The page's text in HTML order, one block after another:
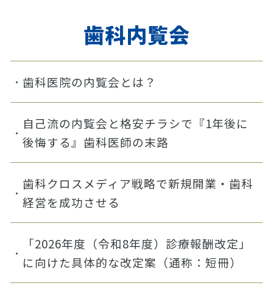
歯科内覧会
歯科医院の内覧会とは？
自己流の内覧会と格安チラシで『1年後に
後悔する』歯科医師の末路
歯科クロスメディア戦略で新規開業・歯科
経営を成功させる
「2026年度（令和8年度）診療報酬改定」
に向けた具体的な改定案（通称：短冊）